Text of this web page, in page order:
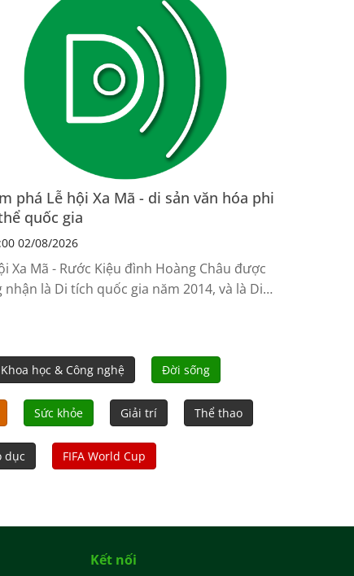
phá Lễ hội Xa Mã - di sản văn hóa phi
quốc gia
02/08/2026
Xa Mã - Rước Kiệu đình Hoàng Châu được
nhận là Di tích quốc gia năm 2014, và là Di
Khoa học & Công nghệ Đời sống
Sức khỏe Giải trí Thể thao
dục FIFA World Cup
Kết nối